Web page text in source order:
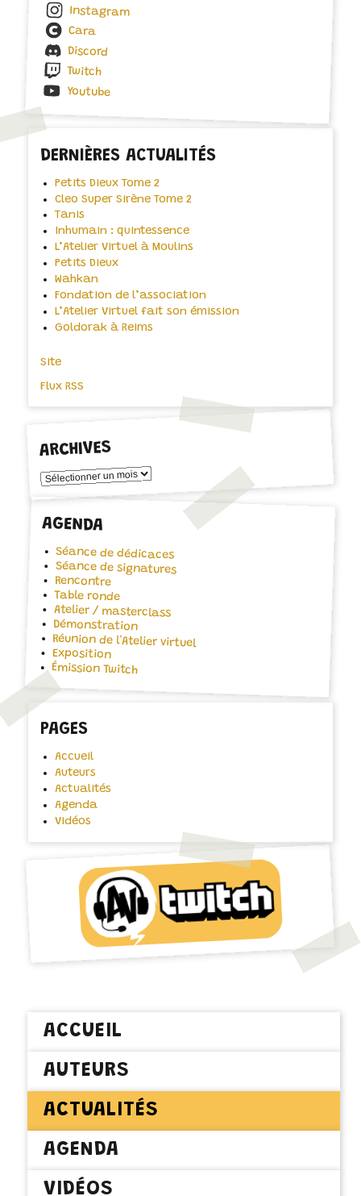
Instagram
Cara
Discord
Twitch
Youtube
DERNIÈRES ACTUALITÉS
Petits Dieux Tome 2
Cleo Super Sirène Tome 2
Tanis
Inhumain : quintessence
L’Atelier Virtuel à Moulins
Petits Dieux
Wahkan
Fondation de l’association
L’Atelier Virtuel fait son émission
Goldorak à Reims
Site
Flux RSS
ARCHIVES
Archives
AGENDA
Séance de dédicaces
Séance de signatures
Rencontre
Table ronde
Atelier / masterclass
Démonstration
Réunion de l'Atelier virtuel
Exposition
Émission Twitch
PAGES
Accueil
Auteurs
Actualités
Agenda
Vidéos
ACCUEIL
AUTEURS
ACTUALITÉS
AGENDA
VIDÉOS